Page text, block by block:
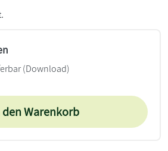
(Download)
den Warenkorb